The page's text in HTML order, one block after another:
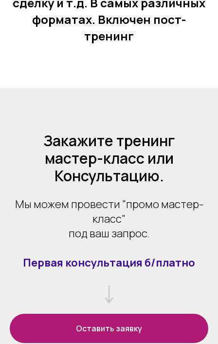
форматах. Включен пост-
тренинг
Закажите тренинг
мастер-класс или
Консультацию.
Мы можем провести "промо мастер-
класс"
под ваш запрос.
Первая консультация б/платно
Оставить заявку